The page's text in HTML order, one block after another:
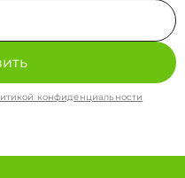
конфиденциальности